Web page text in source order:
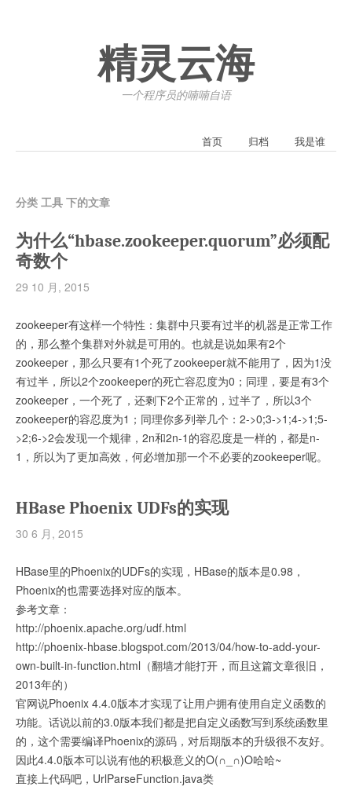
精灵云海
一个程序员的喃喃自语
首页 归档 我是谁
分类 工具 下的文章
为什么“hbase.zookeeper.quorum”必须配
奇数个
29 10 月, 2015
zookeeper有这样一个特性：集群中只要有过半的机器是正常工作
的，那么整个集群对外就是可用的。也就是说如果有2个
zookeeper，那么只要有1个死了zookeeper就不能用了，因为1没
有过半，所以2个zookeeper的死亡容忍度为0；同理，要是有3个
zookeeper，一个死了，还剩下2个正常的，过半了，所以3个
zookeeper的容忍度为1；同理你多列举几个：2->0;3->1;4->1;5-
>2;6->2会发现一个规律，2n和2n-1的容忍度是一样的，都是n-
1，所以为了更加高效，何必增加那一个不必要的zookeeper呢。
HBase Phoenix UDFs的实现
30 6 月, 2015
HBase里的Phoenix的UDFs的实现，HBase的版本是0.98，
Phoenix的也需要选择对应的版本。
参考文章：
http://phoenix.apache.org/udf.html
http://phoenix-hbase.blogspot.com/2013/04/how-to-add-your-
own-built-in-function.html（翻墙才能打开，而且这篇文章很旧，
2013年的）
官网说Phoenix 4.4.0版本才实现了让用户拥有使用自定义函数的
功能。话说以前的3.0版本我们都是把自定义函数写到系统函数里
的，这个需要编译Phoenix的源码，对后期版本的升级很不友好。
因此4.4.0版本可以说有他的积极意义的O(∩_∩)O哈哈~
直接上代码吧，UrlParseFunction.java类